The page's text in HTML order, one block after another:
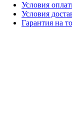
Условия
Условия
Гарантия на